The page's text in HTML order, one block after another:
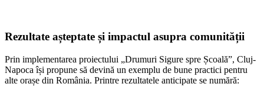
Rezultate așteptate și impactul asupra comunității
Prin implementarea proiectului „Drumuri Sigure spre Școală”, Cluj-
Napoca își propune să devină un exemplu de bune practici pentru
alte orașe din România. Printre rezultatele anticipate se numără: